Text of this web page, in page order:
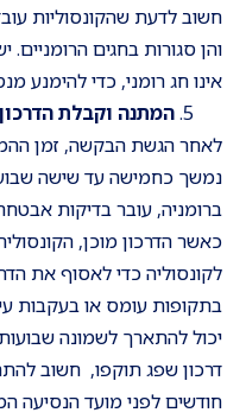
חשוב לדעת שהקונסוליות
והן סגורות בחגים
אינו חג רומני, כדי להימנע
המתנה וקבלת
לאחר הגשת הבקשה, זמן
נמשך כחמישה עד שישה
ברומניה, עובר בדיקות
כאשר הדרכון מוכן,
לקונסוליה כדי לאסוף את
בתקופות עומס או בעקבות
יכול להתארך לשמונה
דרכון שפג תוקפו, חשוב
חודשים לפני מועד הנסיעה